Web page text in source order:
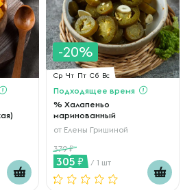
-20%
Ср Чт Пт Сб Вс
Подходящее время
% Халапеньо
маринованный
от Елены Гришиной
379
305 / 1 шт